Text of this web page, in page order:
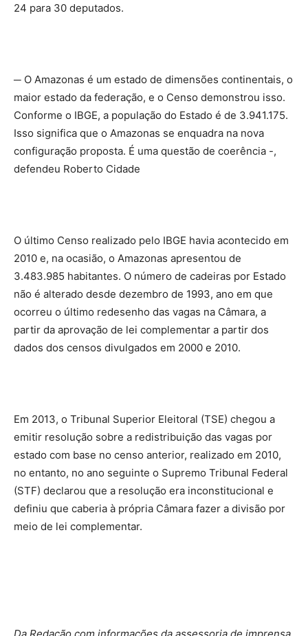
24 para 30 deputados.
─ O Amazonas é um estado de dimensões continentais, o
maior estado da federação, e o Censo demonstrou isso.
Conforme o IBGE, a população do Estado é de 3.941.175.
Isso significa que o Amazonas se enquadra na nova
configuração proposta. É uma questão de coerência -,
defendeu Roberto Cidade
O último Censo realizado pelo IBGE havia acontecido em
2010 e, na ocasião, o Amazonas apresentou de
3.483.985 habitantes. O número de cadeiras por Estado
não é alterado desde dezembro de 1993, ano em que
ocorreu o último redesenho das vagas na Câmara, a
partir da aprovação de lei complementar a partir dos
dados dos censos divulgados em 2000 e 2010.
Em 2013, o Tribunal Superior Eleitoral (TSE) chegou a
emitir resolução sobre a redistribuição das vagas por
estado com base no censo anterior, realizado em 2010,
no entanto, no ano seguinte o Supremo Tribunal Federal
(STF) declarou que a resolução era inconstitucional e
definiu que caberia à própria Câmara fazer a divisão por
meio de lei complementar.
Da Redação com informações da assessoria de imprensa